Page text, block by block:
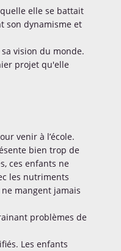
elle se battait
son dynamisme et
vision du monde.
projet qu'elle
venir à l’école.
bien trop de
ces enfants ne
les nutriments
mangent jamais
problèmes de
Les enfants